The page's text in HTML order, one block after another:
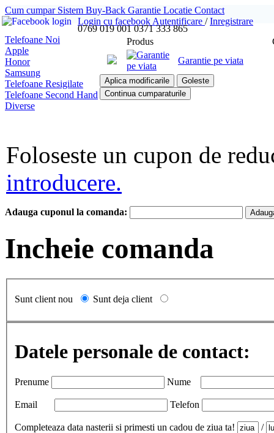
Cum cumpar Sistem Buy-Back Garantie Locatie Contact
Login cu facebook Autentificare /Inregistrare
0769 019 001 0371 333 865
Telefoane Noi
Apple
Honor
Samsung
Telefoane Resigilate
Telefoane Second Hand
Diverse
Produs
Garantie pe viata
Aplica modificarile
Goleste
Continua cumparaturile
Foloseste un cupon de
introducere.
Adauga cuponul la comanda:
Incheie comanda
Sunt client nou Sunt deja client
Datele personale de contact:
Prenume Nume
Email Telefon
Completeaza data nasterii si primesti un cadou de ziua ta! /